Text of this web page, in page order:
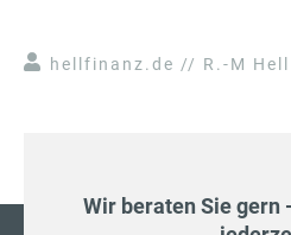
hellfinanz.de // R.-M Hell
Wir beraten Sie gern